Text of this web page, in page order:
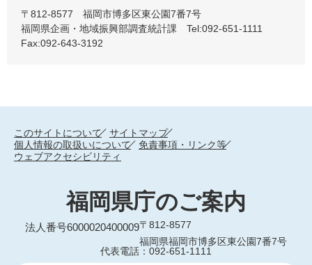
〒812-8577 福岡市博多区東公園7番7号
福岡県企画・地域振興部調査統計課 Tel:092-651-1111
Fax:092-643-3192
このサイトについて
サイトマップ
個人情報の取扱いについて
免責事項・リンク等
ウェブアクセシビリティ
福岡県庁のご案内
法人番号6000020400009〒812-8577
福岡県福岡市博多区東公園7番7号
代表電話：092-651-1111